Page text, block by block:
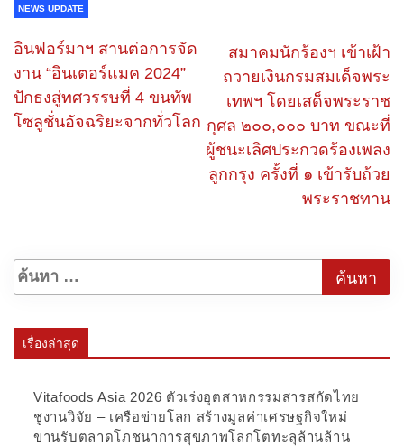
NEWS UPDATE
อินฟอร์มาฯ สานต่อการจัด
งาน “อินเตอร์แมค 2024”
ปักธงสู่ทศวรรษที่ 4 ขนทัพ
โซลูชั่นอัจฉริยะจากทั่วโลก
สมาคมนักร้องฯ เข้าเฝ้า
ถวายเงินกรมสมเด็จพระ
เทพฯ โดยเสด็จพระราช
กุศล ๒๐๐,๐๐๐ บาท ขณะที่
ผู้ชนะเลิศประกวดร้องเพลง
ลูกกรุง ครั้งที่ ๑ เข้ารับถ้วย
พระราชทาน
เรื่องล่าสุด
Vitafoods Asia 2026 ตัวเร่งอุตสาหกรรมสารสกัดไทย
ชูงานวิจัย – เครือข่ายโลก สร้างมูลค่าเศรษฐกิจใหม่
ขานรับตลาดโภชนาการสุขภาพโลกโตทะลุล้านล้าน